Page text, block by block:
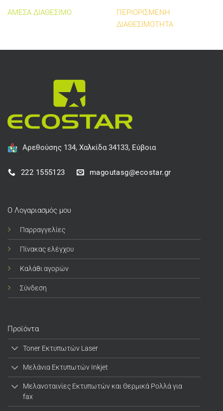
ΑΜΕΣΑ ΔΙΑΘΕΣΙΜΟ
ΠΕΡΙΟΡΙΣΜΕΝΗ
ΔΙΑΘΕΣΙΜΟΤΗΤΑ
Αρεθούσης 134, Χαλκίδα 34133, Εύβοια
222 1555123 magoutasg@ecostar.gr
Ο Λογαριασμός μου
Παρραγγελίες
Πίνακας ελέγχου
Καλάθι αγορών
Σύνδεση
Προϊόντα
Toner Εκτυπωτών Laser
Μελάνια Εκτυπωτών Inkjet
Μελανοταινίες Εκτυπωτών και Θερμικά Ρολλά για
fax